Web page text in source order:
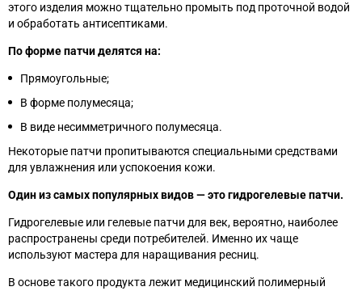
этого изделия можно тщательно промыть под проточной водой
и обработать антисептиками.
По форме патчи делятся на:
Прямоугольные;
В форме полумесяца;
В виде несимметричного полумесяца.
Некоторые патчи пропитываются специальными средствами
для увлажнения или успокоения кожи.
Один из самых популярных видов—это гидрогелевые патчи.
Гидрогелевые или гелевые патчи для век, вероятно, наиболее
распространены среди потребителей. Именно их чаще
используют мастера для наращивания ресниц.
В основе такого продукта лежит медицинский полимерный